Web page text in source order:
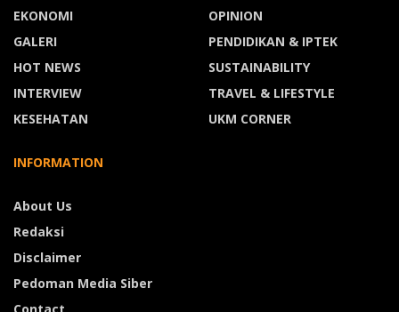
EKONOMI
GALERI
HOT NEWS
INTERVIEW
KESEHATAN
OPINION
PENDIDIKAN & IPTEK
SUSTAINABILITY
TRAVEL & LIFESTYLE
UKM CORNER
INFORMATION
About Us
Redaksi
Disclaimer
Pedoman Media Siber